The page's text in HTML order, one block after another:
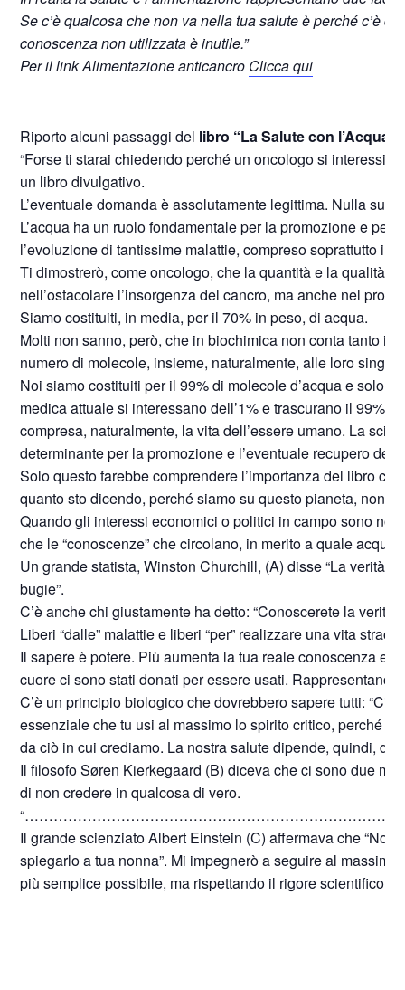
Se c’è qualcosa che non va nella tua salute è perché c’è
conoscenza non utilizzata è inutile.”
Per il link Alimentazione anticancro Clicca qui
Riporto alcuni passaggi del libro “La Salute con
“Forse ti starai chiedendo perché un oncologo si interessi
un libro divulgativo.
L’eventuale domanda è assolutamente legittima. Nulla
L’acqua ha un ruolo fondamentale per la promozione e
l’evoluzione di tantissime malattie, compreso soprattutto il
Ti dimostrerò, come oncologo, che la quantità e la qualità
nell’ostacolare l’insorgenza del cancro, ma anche nel
Siamo costituiti, in media, per il 70% in peso, di acqua.
Molti non sanno, però, che in biochimica non conta tanto il
numero di molecole, insieme, naturalmente, alle loro
Noi siamo costituiti per il 99% di molecole d’acqua e solo
medica attuale si interessano dell’1% e trascurano il 99%
compresa, naturalmente, la vita dell’essere umano. La
determinante per la promozione e l’eventuale recupero
Solo questo farebbe comprendere l’importanza del libro
quanto sto dicendo, perché siamo su questo pianeta, non
Quando gli interessi economici o politici in campo sono
che le “conoscenze” che circolano, in merito a quale
Un grande statista, Winston Churchill, (A) disse “La verità
bugie”.
C’è anche chi giustamente ha detto: “Conoscerete la verità
Liberi “dalle” malattie e liberi “per” realizzare una vita
Il sapere è potere. Più aumenta la tua reale conoscenza e
cuore ci sono stati donati per essere usati.
C’è un principio biologico che dovrebbero sapere tutti:
essenziale che tu usi al massimo lo spirito critico, perché
da ciò in cui crediamo. La nostra salute dipende, quindi,
Il filosofo Søren Kierkegaard (B) diceva che ci sono due
di non credere in qualcosa di vero.
Il grande scienziato Albert Einstein (C) affermava che
spiegarlo a tua nonna”. Mi impegnerò a seguire al
più semplice possibile, ma rispettando il rigore scientifico di